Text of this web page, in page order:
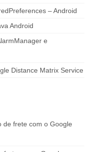
– Android
Android
e
Distance Matrix Service
de frete com o Google